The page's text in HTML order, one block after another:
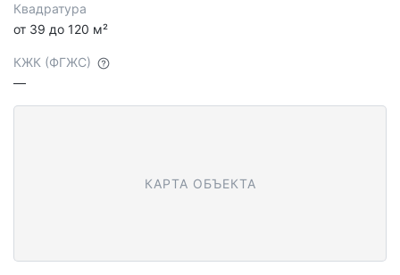
Квадратура
от 39 до 120 м²
КЖК (ФГЖС)
—
КАРТА ОБЪЕКТА